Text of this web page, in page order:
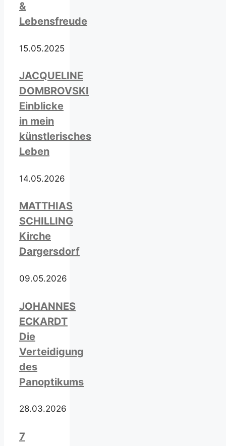
&
Lebensfreude
15.05.2025
JACQUELINE
DOMBROVSKI
Einblicke
in mein
künstlerisches
Leben
14.05.2026
MATTHIAS
SCHILLING
Kirche
Dargersdorf
09.05.2026
JOHANNES
ECKARDT
Die
Verteidigung
des
Panoptikums
28.03.2026
7